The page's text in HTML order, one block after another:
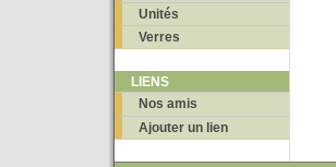
Unités
Verres
LIENS
Nos amis
Ajouter un lien